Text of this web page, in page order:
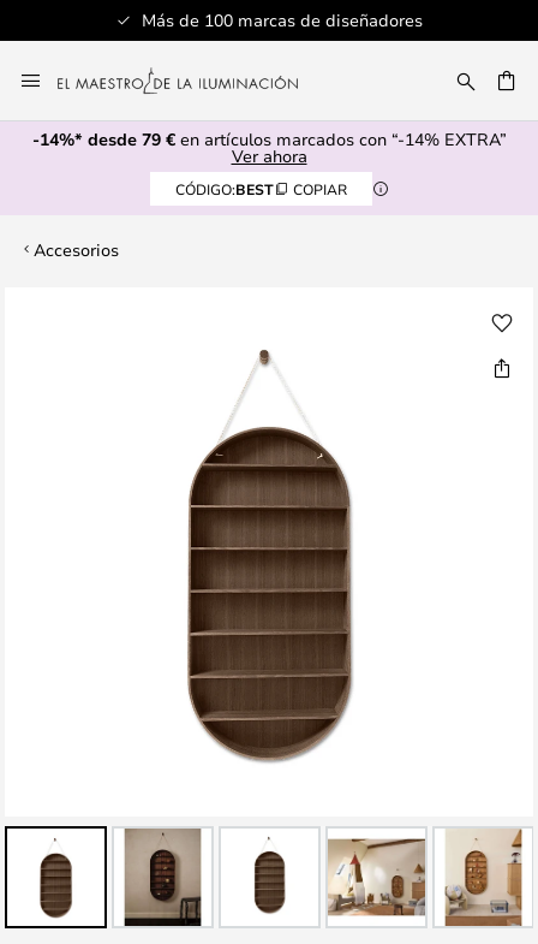
Más de 100 marcas de diseñadores
al
contenido
-14%* desde 79 €en artículos marcados con “-14% EXTRA”
Ver ahora
CÓDIGO:BEST COPIAR
Accesorios